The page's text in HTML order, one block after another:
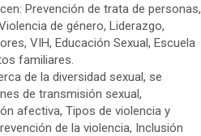
Prevención de trata de personas,
de género, Liderazgo,
VIH, Educación Sexual, Escuela
familiares.
de la diversidad sexual, se
de transmisión sexual,
afectiva, Tipos de violencia y
de la violencia, Inclusión